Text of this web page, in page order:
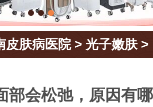
皮肤病医院> 光子嫩肤>
部会松弛，原因有